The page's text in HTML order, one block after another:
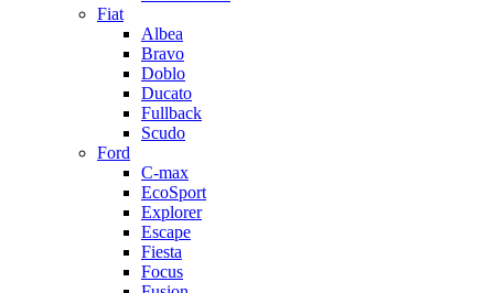
Fiat
Albea
Bravo
Doblo
Ducato
Fullback
Scudo
Ford
C-max
EcoSport
Explorer
Escape
Fiesta
Focus